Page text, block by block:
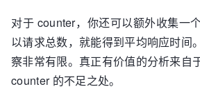
对于 counter，你还可以额外收集一
以请求总数，就能得到平均响应时间
察非常有限。真正有价值的分析来自
counter 的不足之处。